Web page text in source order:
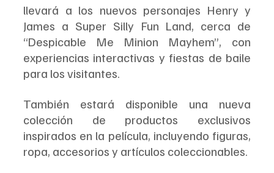
llevará a los nuevos personajes Henry y
James a Super Silly Fun Land, cerca de
“Despicable Me Minion Mayhem”, con
experiencias interactivas y fiestas de baile
para los visitantes.
También estará disponible una nueva
colección de productos exclusivos
inspirados en la película, incluyendo figuras,
ropa, accesorios y artículos coleccionables.